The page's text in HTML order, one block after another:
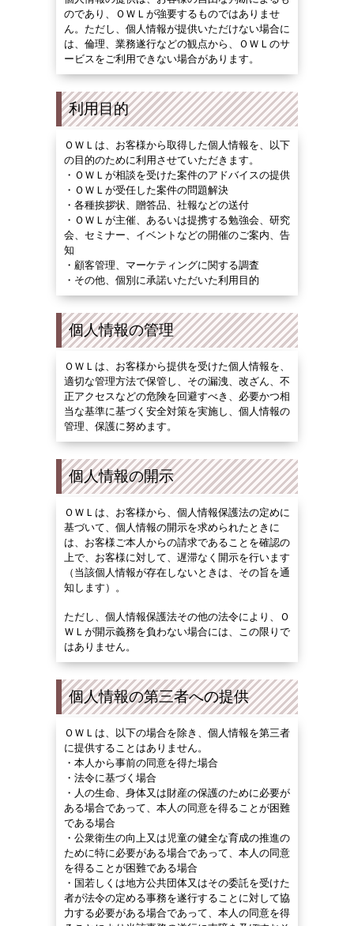
のであり、ＯＷＬが強要するものではありませ
ん。ただし、個人情報が提供いただけない場合に
は、倫理、業務遂行などの観点から、ＯＷＬのサ
ービスをご利用できない場合があります。
利用目的
ＯＷＬは、お客様から取得した個人情報を、以下
の目的のために利用させていただきます。
・ＯＷＬ が相談を受けた案件のアドバイスの提供
・ＯＷＬ が受任した案件の問題解決
・ 各種挨拶状、贈答品、社報などの送付
・ＯＷＬ が主催、あるいは提携する勉強会、研究
会、セミナー、イベントなどの開催のご案内、告
知
・ 顧客管理、マーケティングに関する調査
・ その他、個別に承諾いただいた利用目的
個人情報の管理
ＯＷＬは、お客様から提供を受けた個人情報を、
適切な管理方法で保管し、その漏洩、改ざん、不
正アクセスなどの危険を回避すべき、必要かつ相
当な基準に基づく安全対策を実施し、個人情報の
管理、保護に努めます。
個人情報の開示
ＯＷＬは、お客様から、個人情報保護法の定めに
基づいて、個人情報の開示を求められたときに
は、お客様ご本人からの請求であることを確認の
上で、お客様に対して、遅滞なく開示を行います
（当該個人情報が存在しないときは、その旨を通
知します）。
ただし、個人情報保護法その他の法令により、Ｏ
ＷＬが開示義務を負わない場合には、この限りで
はありません。
個人情報の第三者への提供
ＯＷＬは、以下の場合を除き、個人情報を第三者
に提供することはありません。
・ 本人から事前の同意を得た場合
・法令に基づく場合
・人の生命、身体又は財産の保護のために必要が
ある場合であって、本人の同意を得ることが困難
である場合
・公衆衛生の向上又は児童の健全な育成の推進の
ために特に必要がある場合であって、本人の同意
を得ることが困難である場合
・国若しくは地方公共団体又はその委託を受けた
者が法令の定める事務を遂行することに対して協
力する必要がある場合であって、本人の同意を得